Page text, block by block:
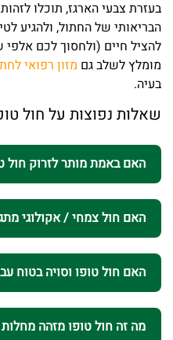
בעזרת צבעי הארגז, תוכלו
הבריאותי של החתול, ולהגיע
להציל חיים (ולחסוך לכם אלפי
מומלץ לשלב גם מזון רפואי
בעיה.
שאלות נפוצות על חול
האם באמת מותר לזרוק חול
האם חול צמחי / אקולוגי
האם חול טופו וסויה בטוח
מה זה חול טופו מזהה